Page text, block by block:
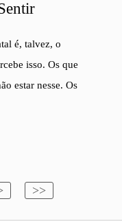
é, talvez, o
isso. Os que
estar nesse. Os
>>